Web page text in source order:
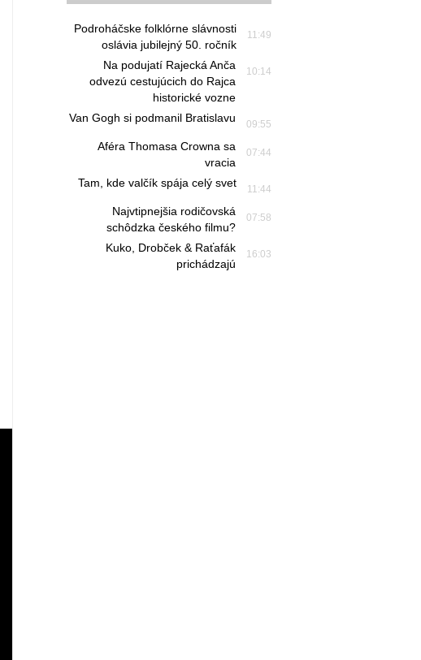
11:49
Podroháčske folklórne slávnosti
oslávia jubilejný 50. ročník
10:14
Na podujatí Rajecká Anča
odvezú cestujúcich do Rajca
historické vozne
09:55
Van Gogh si podmanil Bratislavu
07:44
Aféra Thomasa Crowna sa
vracia
11:44
Tam, kde valčík spája celý svet
07:58
Najvtipnejšia rodičovská
schôdzka českého filmu?
16:03
Kuko, Drobček & Raťafák
prichádzajú